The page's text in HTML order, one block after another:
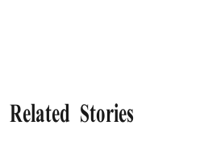
Related Stories